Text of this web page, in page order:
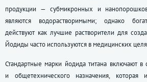
продукции — субмикронных и
являются водорастворимыми; однако
действуют как лучшие растворители для
Йодиды часто используются в медицинских
Стандартные марки йодида титана включают
и общетехнического назначения, которая